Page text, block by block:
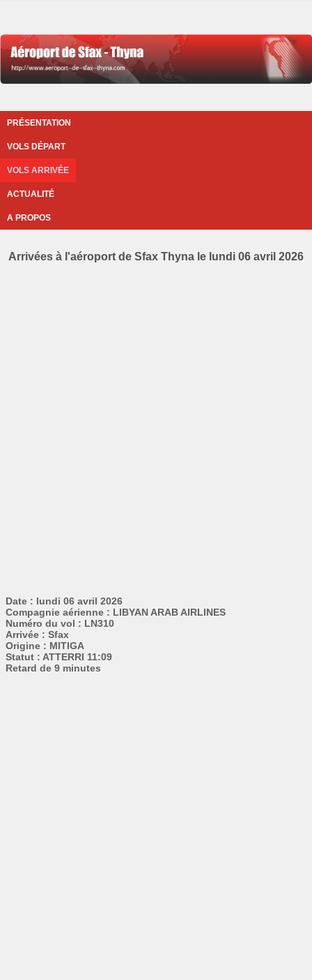
PRÉSENTATION
VOLS DÉPART
VOLS ARRIVÉE
ACTUALITÉ
A PROPOS
Arrivées à l'aéroport de Sfax Thyna le lundi 06 avril 2026
Date : lundi 06 avril 2026
Compagnie aérienne : LIBYAN ARAB AIRLINES
Numéro du vol : LN310
Arrivée : Sfax
Origine : MITIGA
Statut : ATTERRI 11:09
Retard de 9 minutes